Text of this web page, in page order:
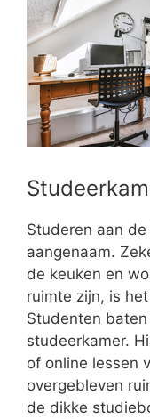
Studeren aan
aangenaam.
de keuken en
ruimte zijn, is
Studenten
studeerkamer.
of online lessen
overgebleven
de dikke